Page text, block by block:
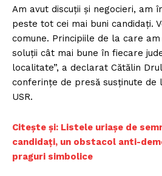
Am avut discuţii şi negocieri, am
peste tot cei mai buni candidaţi.
comune. Principiile de la care
soluţii cât mai bune în fiecare
localitate”, a declarat Cătălin
conferinţe de presă susţinute de
USR.
Citește și: Listele uriașe de
candidați, un obstacol anti-
praguri simbolice